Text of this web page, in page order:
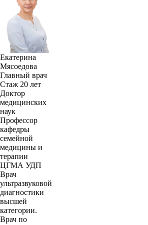
Екатерина
Мясоедова
Главный врач
Стаж 20 лет
Доктор
медицинских
наук
Профессор
кафедры
семейной
медицины и
терапии
ЦГМА УДП
Врач
ультразвуковой
диагностики
высшей
категории.
Врач по